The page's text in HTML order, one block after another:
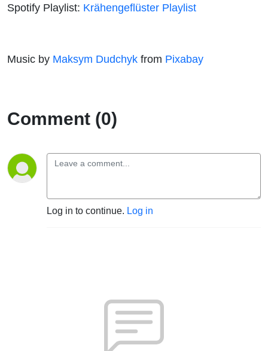
Spotify Playlist: Krähengeflüster Playlist
Music by Maksym Dudchyk from Pixabay
Comment (0)
Log in to continue. Log in